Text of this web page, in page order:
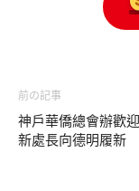
前の記事
神戶華僑總會辦歡
新處長向德明履新